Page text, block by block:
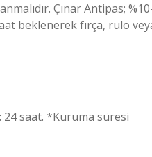
Çınar Antipas;
beklenerek fırça, rulo
24 saat. *Kuruma süresi